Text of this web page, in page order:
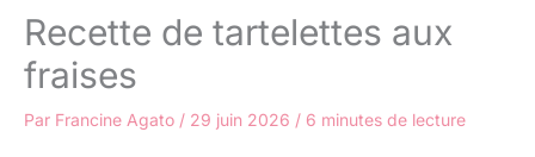
Recette de tartelettes aux
fraises
Par Francine Agato / 29 juin 2026 / 6 minutes de lecture